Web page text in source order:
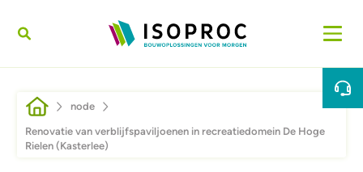
Pfadnavigation
node
Renovatie van verblijfspaviljoenen in recreatiedomein De Hoge
Rielen (Kasterlee)